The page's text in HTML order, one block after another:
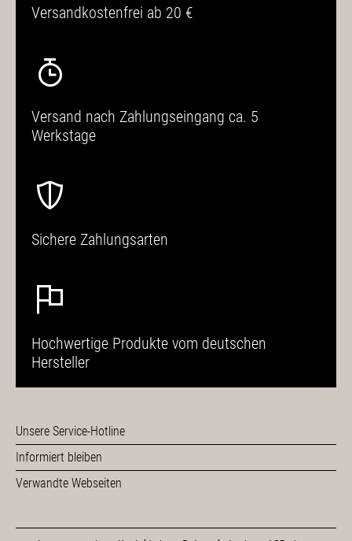
Versandkostenfrei ab 20 €
Versand nach Zahlungseingang ca. 5
Werkstage
Sichere Zahlungsarten
Hochwertige Produkte vom deutschen
Hersteller
Unsere Service-Hotline
Informiert bleiben
Verwandte Webseiten